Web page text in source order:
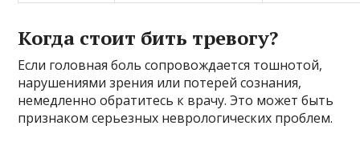
Когда стоит бить тревогу?
Если головная боль сопровождается тошнотой,
нарушениями зрения или потерей сознания,
немедленно обратитесь к врачу. Это может быть
признаком серьезных неврологических проблем.